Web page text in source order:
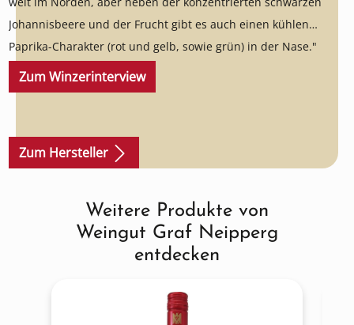
Johannisbeere und der Frucht gibt es auch einen kühlen
Paprika-Charakter (rot und gelb, sowie grün) in der Nase."
Zum Winzerinterview
Zum Hersteller
Produktgalerie überspringen
Weitere Produkte von
Weingut Graf Neipperg
entdecken